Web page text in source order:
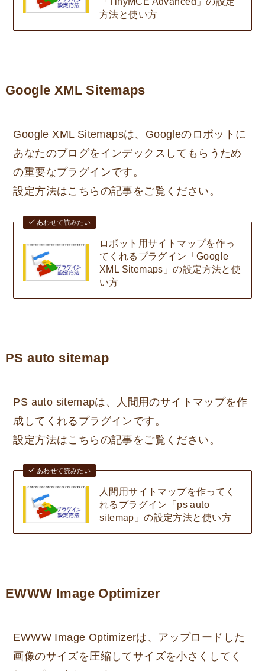
方法と使い方
Google XML Sitemaps
Google XML Sitemapsは、Googleのロボットに
あなたのブログをインデックスしてもらうため
の重要なプラグインです。
設定方法はこちらの記事をご覧ください。
あわせて読みたい
ロボット用サイトマップを作っ
てくれるプラグイン「Google
XML Sitemaps」の設定方法と使
い方
PS auto sitemap
PS auto sitemapは、人間用のサイトマップを作
成してくれるプラグインです。
設定方法はこちらの記事をご覧ください。
あわせて読みたい
人間用サイトマップを作ってく
れるプラグイン「ps auto
sitemap」の設定方法と使い方
EWWW Image Optimizer
EWWW Image Optimizerは、アップロードした
画像のサイズを圧縮してサイズを小さくしてく